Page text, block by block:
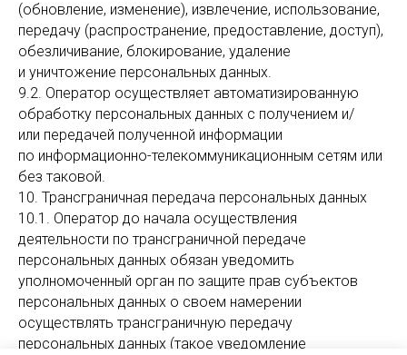
(обновление, изменение), извлечение, использование,
передачу (распространение, предоставление, доступ),
обезличивание, блокирование, удаление
и уничтожение персональных данных.
9.2. Оператор осуществляет автоматизированную
обработку персональных данных с получением и/
или передачей полученной информации
по информационно-телекоммуникационным сетям или
без таковой.
10. Трансграничная передача персональных данных
10.1. Оператор до начала осуществления
деятельности по трансграничной передаче
персональных данных обязан уведомить
уполномоченный орган по защите прав субъектов
персональных данных о своем намерении
осуществлять трансграничную передачу
персональных данных (такое уведомление